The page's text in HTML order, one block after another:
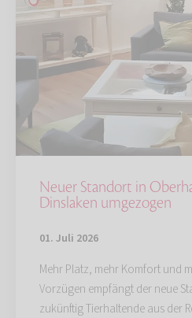
Neuer Standort in
Dinslaken umgezogen
01. Juli 2026
Mehr Platz, mehr Komfort und
Vorzügen empfängt der neue
zukünftig Tierhaltende aus der